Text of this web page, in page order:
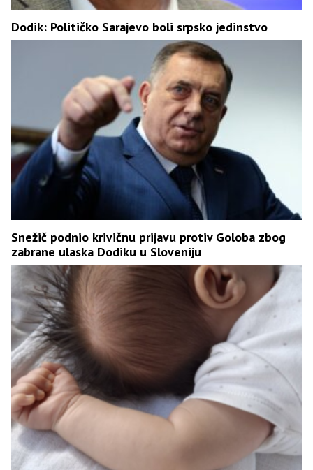
Dodik: Političko Sarajevo boli srpsko jedinstvo
Snežič podnio krivičnu prijavu protiv Goloba zbog
zabrane ulaska Dodiku u Sloveniju